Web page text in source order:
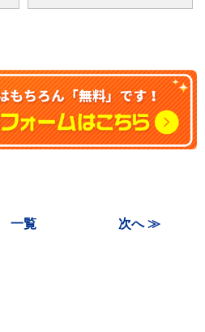
一覧 次へ ≫